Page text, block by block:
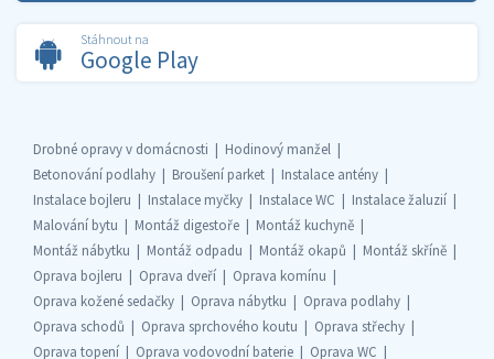
Stáhnout na
Google Play
Drobné opravy v domácnosti
Hodinový manžel
Betonování podlahy
Broušení parket
Instalace antény
Instalace bojleru
Instalace myčky Instalace WC
Instalace žaluzií
Malování bytu
Montáž digestoře
Montáž kuchyně
Montáž nábytku
Montáž odpadu Montáž okapů
Montáž skříně
Oprava bojleru
Oprava dveří
Oprava komínu
Oprava kožené sedačky
Oprava nábytku
Oprava podlahy
Oprava schodů
Oprava sprchového koutu
Oprava střechy
Oprava topení
Oprava vodovodní baterie Oprava WC